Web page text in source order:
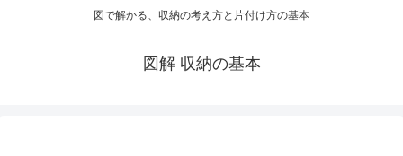
図で解かる、収納の考え方と片付け方の基本
図解 収納の基本